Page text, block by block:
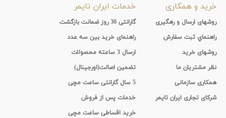
خرید و همکاری
روشهای ارسال و رهگیری
راهنماي ثبت سفارش
روشهای خرید
نظر مشتریان ما
همکاری سازمانی
شرکای تجاری ایران تایمر
خدمات ایران تایمر
گارانتی 30 روز ضمانت بازگشت
راهنمای خرید بین سه عدد
ارسال 3 ساعته محصولات
تضمین اصالت(اورجینال)
5 سال گارانتی ساعت مچی
خدمات پس از فروش
خرید اقساطی ساعت مچی